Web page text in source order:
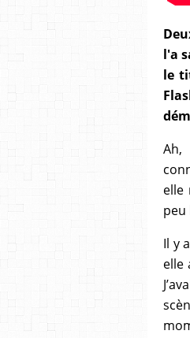
l'a
le
Ah,
elle
peu
Il y
elle